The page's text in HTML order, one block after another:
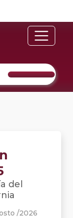
del
/2026